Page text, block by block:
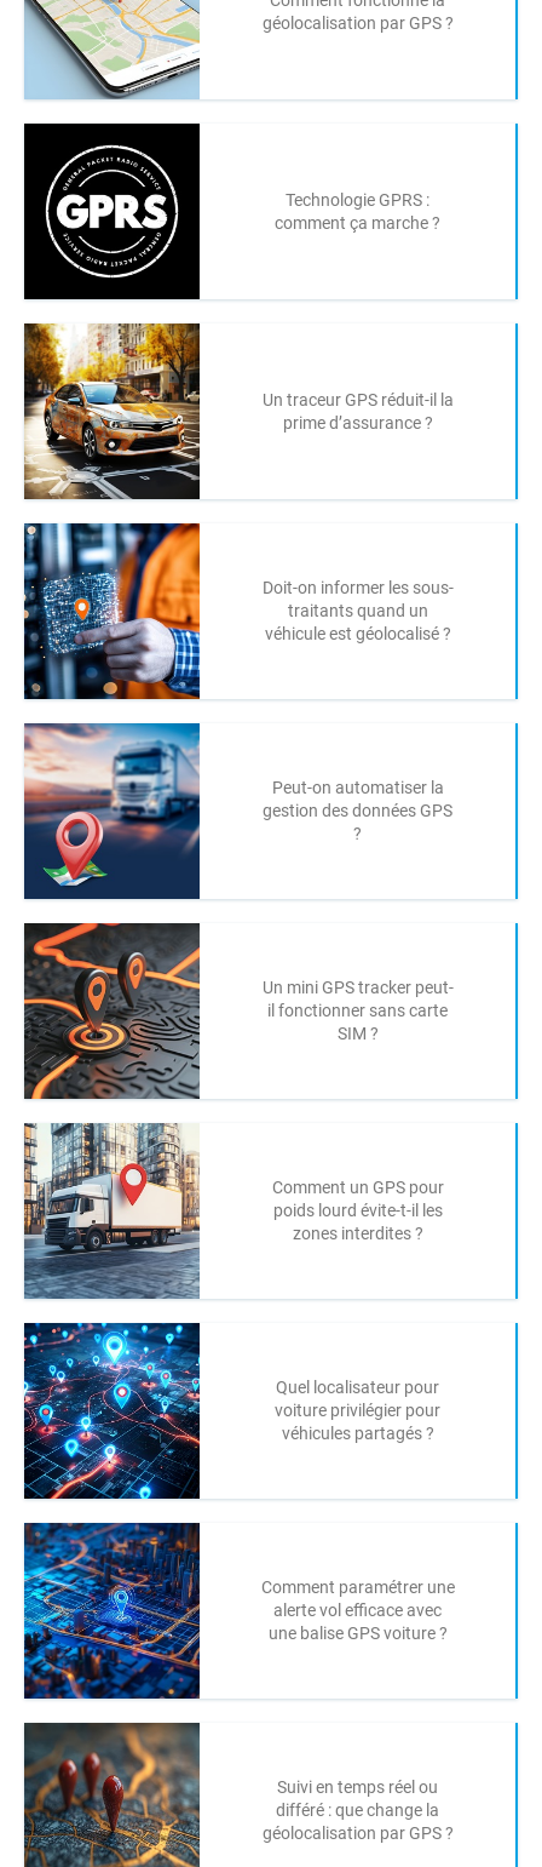
géolocalisation par GPS ?
Technologie GPRS :
comment ça marche ?
Un traceur GPS réduit-il la
prime d’assurance ?
Doit-on informer les sous-
traitants quand un
véhicule est géolocalisé ?
Peut-on automatiser la
gestion des données GPS
?
Un mini GPS tracker peut-
il fonctionner sans carte
SIM ?
Comment un GPS pour
poids lourd évite-t-il les
zones interdites ?
Quel localisateur pour
voiture privilégier pour
véhicules partagés ?
Comment paramétrer une
alerte vol efficace avec
une balise GPS voiture ?
Suivi en temps réel ou
différé : que change la
géolocalisation par GPS ?